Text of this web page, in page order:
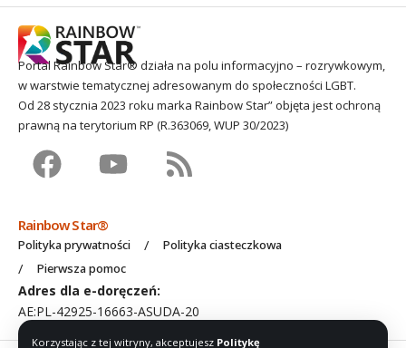
Korzystając z tej witryny, akceptujesz Politykę
Portal Rainbow Star® działa na polu informacyjno – rozrywkowym,
w warstwie tematycznej adresowanym do społeczności LGBT.
Od 28 stycznia 2023 roku marka Rainbow Star” objęta jest ochroną
prawną na terytorium RP (R.363069, WUP 30/2023)
Rainbow Star®
Polityka prywatności
Polityka ciasteczkowa
Pierwsza pomoc
Adres dla e-doręczeń:
AE:PL-42925-16663-ASUDA-20